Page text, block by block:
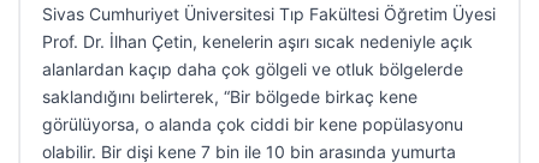
Sivas Cumhuriyet Üniversitesi Tıp Fakültesi Öğretim Üyesi
Prof. Dr. İlhan Çetin, kenelerin aşırı sıcak nedeniyle açık
alanlardan kaçıp daha çok gölgeli ve otluk bölgelerde
saklandığını belirterek, “Bir bölgede birkaç kene
görülüyorsa, o alanda çok ciddi bir kene popülasyonu
olabilir. Bir dişi kene 7 bin ile 10 bin arasında yumurta